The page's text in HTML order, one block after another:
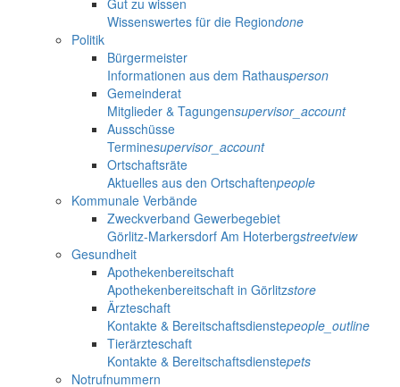
Wissenswertes für die Regiondone
Politik
Bürgermeister
Informationen aus dem Rathausperson
Gemeinderat
Mitglieder & Tagungensupervisor_account
Ausschüsse
Terminesupervisor_account
Ortschaftsräte
Aktuelles aus den Ortschaftenpeople
Kommunale Verbände
Zweckverband Gewerbegebiet
Görlitz-Markersdorf Am Hoterbergstreetview
Gesundheit
Apothekenbereitschaft
Apothekenbereitschaft in Görlitzstore
Ärzteschaft
Kontakte & Bereitschaftsdienstepeople_outline
Tierärzteschaft
Kontakte & Bereitschaftsdienstepets
Notrufnummern